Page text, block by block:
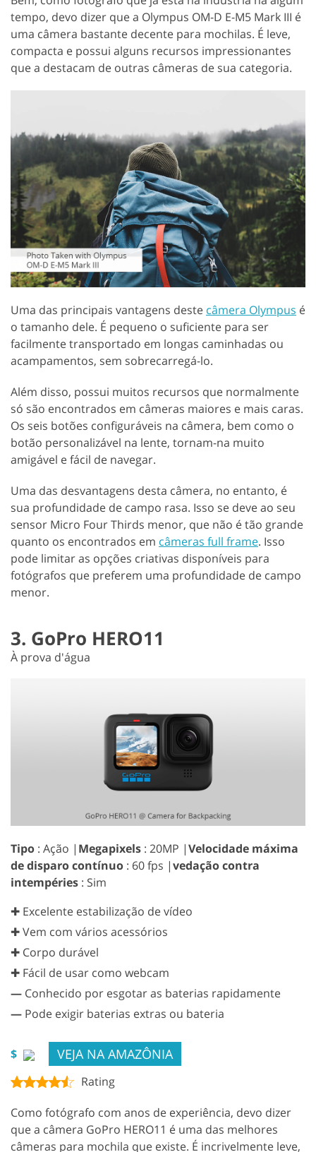
tempo, devo dizer que a Olympus OM-D E-M5 Mark III é
uma câmera bastante decente para mochilas. É leve,
compacta e possui alguns recursos impressionantes
que a destacam de outras câmeras de sua categoria.
Uma das principais vantagens deste câmera Olympus é
o tamanho dele. É pequeno o suficiente para ser
facilmente transportado em longas caminhadas ou
acampamentos, sem sobrecarregá-lo.
Além disso, possui muitos recursos que normalmente
só são encontrados em câmeras maiores e mais caras.
Os seis botões configuráveis na câmera, bem como o
botão personalizável na lente, tornam-na muito
amigável e fácil de navegar.
Uma das desvantagens desta câmera, no entanto, é
sua profundidade de campo rasa. Isso se deve ao seu
sensor Micro Four Thirds menor, que não é tão grande
quanto os encontrados em câmeras full frame. Isso
pode limitar as opções criativas disponíveis para
fotógrafos que preferem uma profundidade de campo
menor.
3. GoPro HERO11
À prova d'água
Tipo : Ação | Megapixels : 20MP |Velocidade máxima
de disparo contínuo : 60 fps |vedação contra
intempéries : Sim
✚ Excelente estabilização de vídeo
✚ Vem com vários acessórios
✚ Corpo durável
✚ Fácil de usar como webcam
— Conhecido por esgotar as baterias rapidamente
— Pode exigir baterias extras ou bateria
$ VEJA NA AMAZÔNIA
Rating
Como fotógrafo com anos de experiência, devo dizer
que a câmera GoPro HERO11 é uma das melhores
câmeras para mochila que existe. É incrivelmente leve,